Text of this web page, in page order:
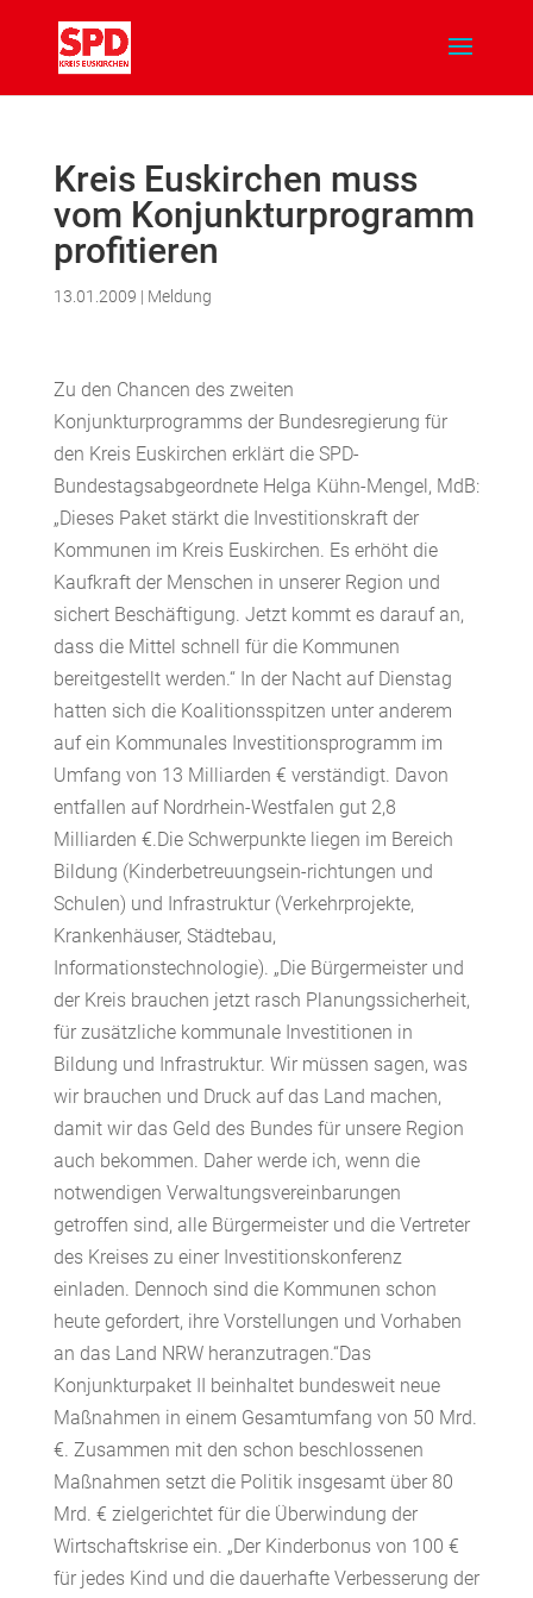
Kreis Euskirchen muss
vom Konjunkturprogramm
profitieren
13.01.2009 | Meldung
Zu den Chancen des zweiten
Konjunkturprogramms der Bundesregierung für
den Kreis Euskirchen erklärt die SPD-
Bundestagsabgeordnete Helga Kühn-Mengel, MdB:
„Dieses Paket stärkt die Investitionskraft der
Kommunen im Kreis Euskirchen. Es erhöht die
Kaufkraft der Menschen in unserer Region und
sichert Beschäftigung. Jetzt kommt es darauf an,
dass die Mittel schnell für die Kommunen
bereitgestellt werden.“ In der Nacht auf Dienstag
hatten sich die Koalitionsspitzen unter anderem
auf ein Kommunales Investitionsprogramm im
Umfang von 13 Milliarden € verständigt. Davon
entfallen auf Nordrhein-Westfalen gut 2,8
Milliarden €.Die Schwerpunkte liegen im Bereich
Bildung (Kinderbetreuungsein-richtungen und
Schulen) und Infrastruktur (Verkehrprojekte,
Krankenhäuser, Städtebau,
Informationstechnologie). „Die Bürgermeister und
der Kreis brauchen jetzt rasch Planungssicherheit,
für zusätzliche kommunale Investitionen in
Bildung und Infrastruktur. Wir müssen sagen, was
wir brauchen und Druck auf das Land machen,
damit wir das Geld des Bundes für unsere Region
auch bekommen. Daher werde ich, wenn die
notwendigen Verwaltungsvereinbarungen
getroffen sind, alle Bürgermeister und die Vertreter
des Kreises zu einer Investitionskonferenz
einladen. Dennoch sind die Kommunen schon
heute gefordert, ihre Vorstellungen und Vorhaben
an das Land NRW heranzutragen.“Das
Konjunkturpaket II beinhaltet bundesweit neue
Maßnahmen in einem Gesamtumfang von 50 Mrd.
€. Zusammen mit den schon beschlossenen
Maßnahmen setzt die Politik insgesamt über 80
Mrd. € zielgerichtet für die Überwindung der
Wirtschaftskrise ein. „Der Kinderbonus von 100 €
für jedes Kind und die dauerhafte Verbesserung der